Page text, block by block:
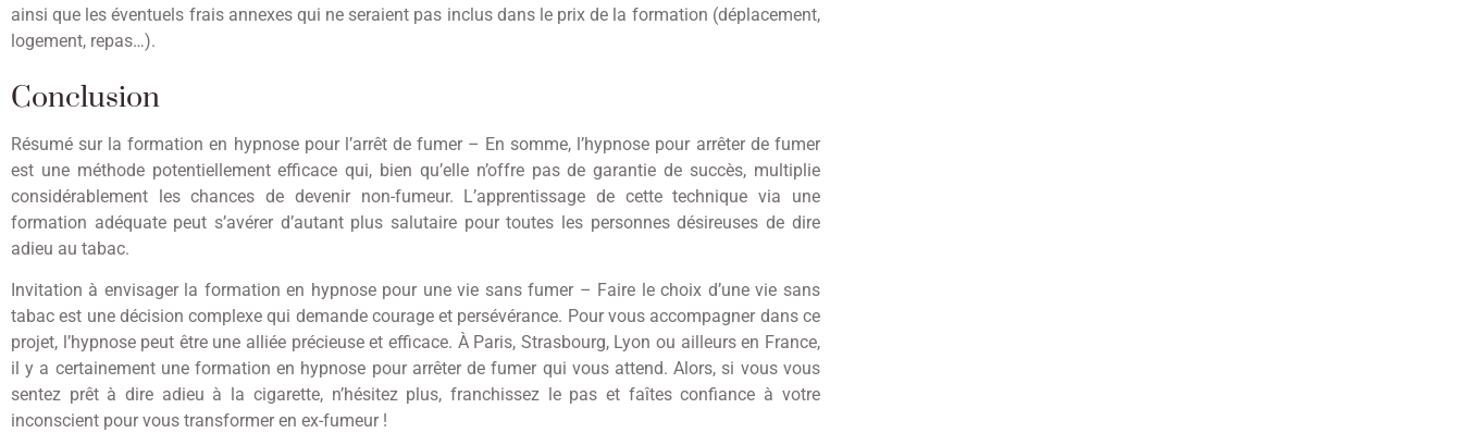
ainsi que les éventuels frais annexes qui ne seraient pas inclus dans le prix de la formation (déplacement,
logement, repas…).
Conclusion
Résumé sur la formation en hypnose pour l’arrêt de fumer – En somme, l’hypnose pour arrêter de fumer
est une méthode potentiellement efficace qui, bien qu’elle n’offre pas de garantie de succès, multiplie
considérablement les chances de devenir non-fumeur. L’apprentissage de cette technique via une
formation adéquate peut s’avérer d’autant plus salutaire pour toutes les personnes désireuses de dire
adieu au tabac.
Invitation à envisager la formation en hypnose pour une vie sans fumer – Faire le choix d’une vie sans
tabac est une décision complexe qui demande courage et persévérance. Pour vous accompagner dans ce
projet, l’hypnose peut être une alliée précieuse et efficace. À Paris, Strasbourg, Lyon ou ailleurs en France,
il y a certainement une formation en hypnose pour arrêter de fumer qui vous attend. Alors, si vous vous
sentez prêt à dire adieu à la cigarette, n’hésitez plus, franchissez le pas et faîtes confiance à votre
inconscient pour vous transformer en ex-fumeur !